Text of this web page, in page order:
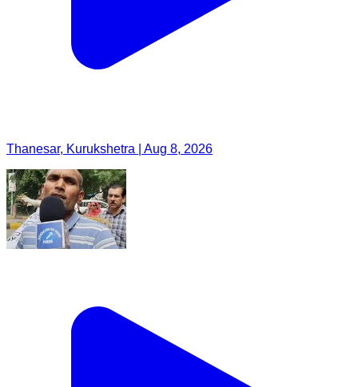
Thanesar, Kurukshetra | Aug 8, 2026